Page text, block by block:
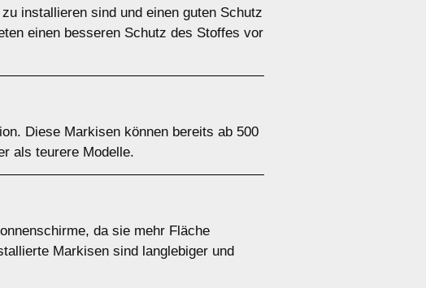
installieren sind und einen guten Schutz
einen besseren Schutz des Stoffes vor
Diese Markisen können bereits ab 500
als teurere Modelle.
da sie mehr Fläche
Markisen sind langlebiger und